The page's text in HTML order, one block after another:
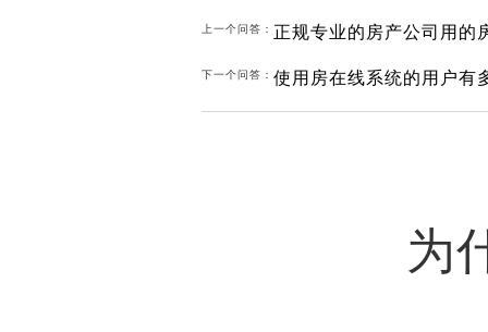
上一个问答： 正规专业的房产公司用的
下一个问答： 使用房在线系统的用户有
为